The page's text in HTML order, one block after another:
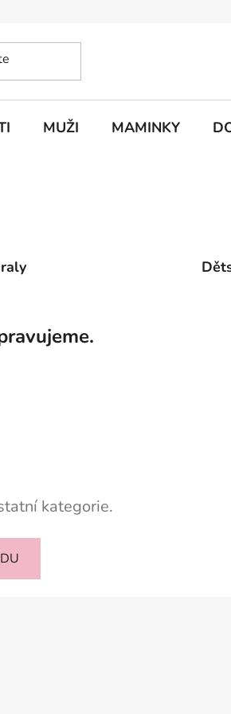
Podmínky ochrany
MUŽI MAMINKY
kategorie.